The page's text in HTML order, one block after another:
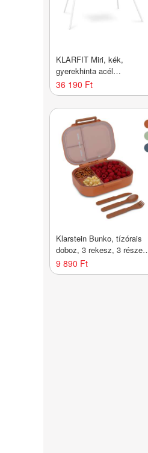
KLARFIT Miri, kék,
gyerekhinta acél
konstrukcióval, kerti
használatra
36 190 Ft
Klarstein Bunko, tízórais
doboz, 3 rekesz, 3 részes
evőeszköz Méretek: kb.
21 x 14,5 x 5,5 cm (Sz x
9 890 Ft